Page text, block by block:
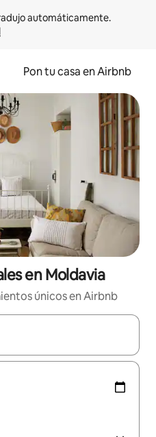
Pon tu casa en Airbnb
en Moldavia
únicos en Airbnb
navega con las